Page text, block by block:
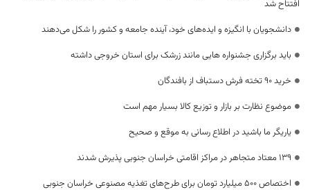
افتتاح شد
دانشجویان با انگیزه و ایده‌های خود، آینده جامعه و کشور را شکل می‌دهند
باید برگزاری جشنواره هایی مانند زرشک برای استان خروجی داشته
خرید 90 تخته فرش دستباف از بافندگان
موضوع نظارت بر بازار و توزیع کالا بسیار مهم است
یاریگر ما باشید در اطلاع رسانی به موقع و صحیح
۱۳۹ معتاد متجاهر در مراکز اقامتی خراسان جنوبی پذیرش شدند
اختصاص ۵۰۰ میلیارد تومان برای طرح‌های تغذیه مصنوعی خراسان جنوبی